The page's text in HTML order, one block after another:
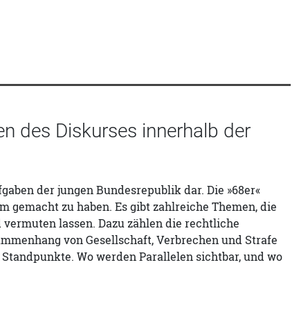
des Diskurses innerhalb der
der jungen Bundesrepublik dar. Die »68er«
zu haben. Es gibt zahlreiche Themen, die
lassen. Dazu zählen die rechtliche
von Gesellschaft, Verbrechen und Strafe
Wo werden Parallelen sichtbar, und wo